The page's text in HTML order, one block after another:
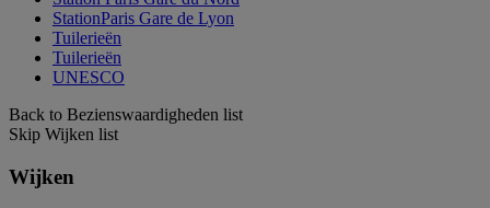
StationParis Gare de Lyon
Tuilerieën
Tuilerieën
UNESCO
Back to Bezienswaardigheden list
Skip Wijken list
Wijken